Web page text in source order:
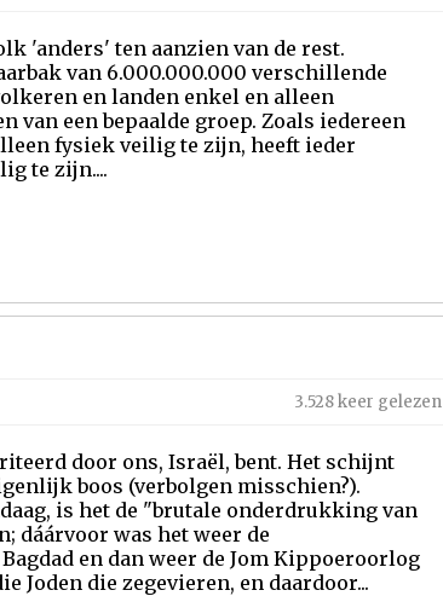
'anders' ten aanzien van de rest.
van 6.000.000.000 verschillende
en landen enkel en alleen
van een bepaalde groep. Zoals iedereen
fysiek veilig te zijn, heeft ieder
te zijn....
3.528 keer gelezen
door ons, Israël, bent. Het schijnt
boos (verbolgen misschien?).
is het de "brutale onderdrukking van
dáárvoor was het weer de
en dan weer de Jom Kippoeroorlog
Joden die zegevieren, en daardoor...